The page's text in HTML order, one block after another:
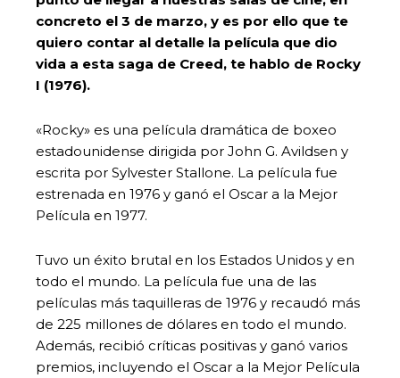
concreto el 3 de marzo, y es por ello que te
quiero contar al detalle la película que dio
vida a esta saga de Creed, te hablo de Rocky
I (1976).
«Rocky» es una película dramática de boxeo
estadounidense dirigida por John G. Avildsen y
escrita por Sylvester Stallone. La película fue
estrenada en 1976 y ganó el Oscar a la Mejor
Película en 1977.
Tuvo un éxito brutal en los Estados Unidos y en
todo el mundo. La película fue una de las
películas más taquilleras de 1976 y recaudó más
de 225 millones de dólares en todo el mundo.
Además, recibió críticas positivas y ganó varios
premios, incluyendo el Oscar a la Mejor Película